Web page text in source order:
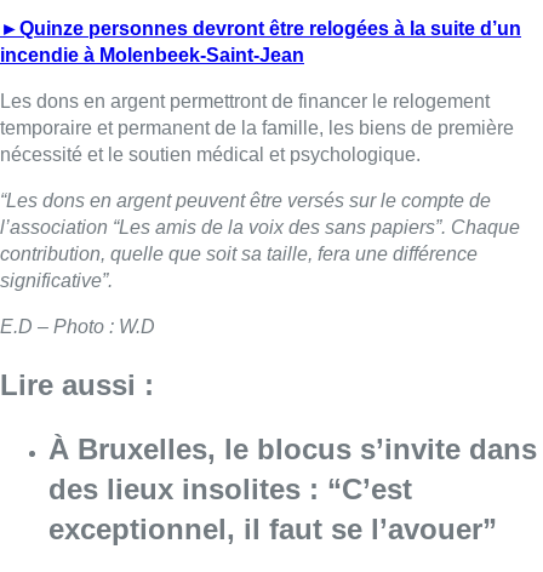
►Quinze personnes devront être relogées à la suite d’un
incendie à Molenbeek-Saint-Jean
Les dons en argent permettront de financer le relogement
temporaire et permanent de la famille, les biens de première
nécessité et le soutien médical et psychologique.
“Les dons en argent peuvent être versés sur le compte de
l’association “Les amis de la voix des sans papiers”. Chaque
contribution, quelle que soit sa taille, fera une différence
significative”.
E.D – Photo : W.D
Lire aussi :
À Bruxelles, le blocus s’invite dans
des lieux insolites : “C’est
exceptionnel, il faut se l’avouer”